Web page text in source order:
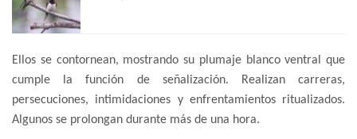
Ellos se contornean, mostrando su plumaje blanco ventral que
cumple la función de señalización. Realizan carreras,
persecuciones, intimidaciones y enfrentamientos ritualizados.
Algunos se prolongan durante más de una hora.